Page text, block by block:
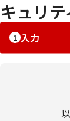
キュリテ
入力